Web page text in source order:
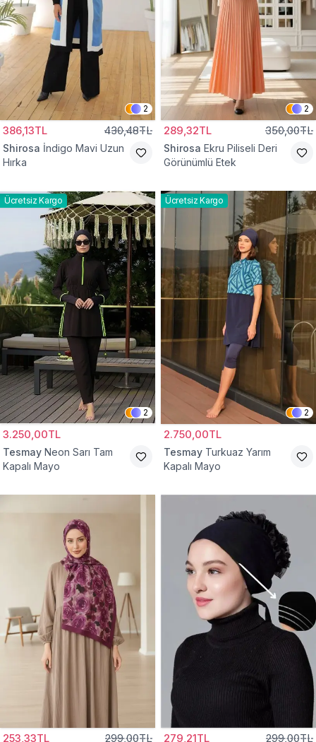
2
386,13TL 430,48TL
Shirosa İndigo Mavi Uzun
Hırka
2
289,32TL 350,00TL
Shirosa Ekru Piliseli Deri
Görünümlü Etek
Ücretsiz Kargo
2
3.250,00TL
Tesmay Neon Sarı Tam
Kapalı Mayo
Ücretsiz Kargo
2
2.750,00TL
Tesmay Turkuaz Yarım
Kapalı Mayo
253,33TL 299,00TL 279,21TL 299,00TL